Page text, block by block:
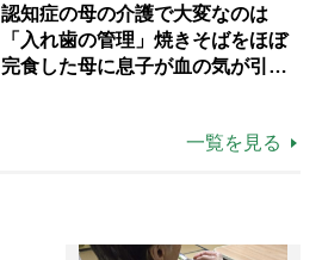
認知症の母の介護で大変なのは
「入れ歯の管理」焼きそばをほぼ
完食した母に息子が血の気が引い
一覧を見る